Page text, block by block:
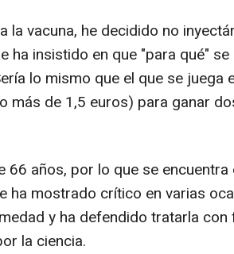
la vacuna, he decidido no
ha insistido en que "para qué"
lo mismo que el que se juega
más de 1,5 euros) para ganar
66 años, por lo que se
ha mostrado crítico en varias
y ha defendido tratarla
la ciencia.